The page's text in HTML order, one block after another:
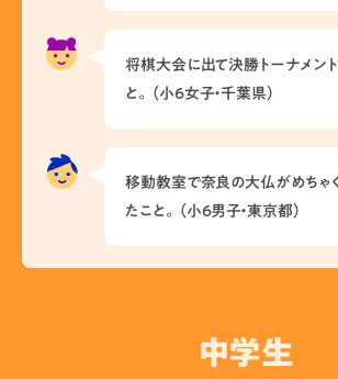
中学生
将棋大会に出て決勝トーナメン
と。（小6女子・千葉県）
移動教室で奈良の大仏がめちゃ
たこと。（小6男子・東京都）